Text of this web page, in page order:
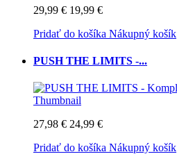
29,99 € 19,99 €
Pridať do košíka Nákupný košík
PUSH THE LIMITS -...
27,98 € 24,99 €
Pridať do košíka Nákupný košík